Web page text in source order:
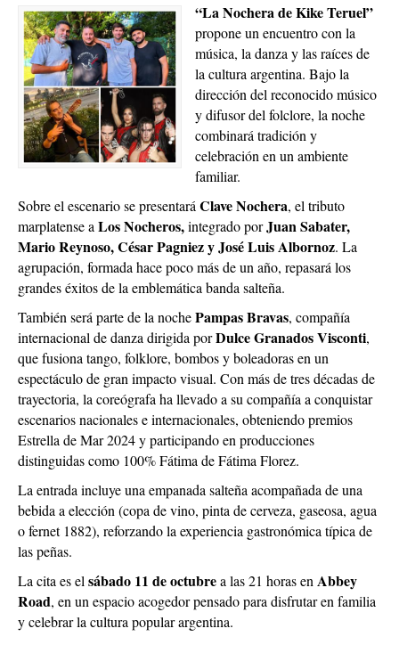
“La Nochera de Kike Teruel”
propone un encuentro con la
música, la danza y las raíces de
la cultura argentina. Bajo la
dirección del reconocido músico
y difusor del folclore, la noche
combinará tradición y
celebración en un ambiente
familiar.
Sobre el escenario se presentará Clave Nochera, el tributo
marplatense a Los Nocheros,integrado porJuan Sabater,
Mario Reynoso, César Pagniez y José Luis Albornoz. La
agrupación, formada hace poco más de un año, repasará los
grandes éxitos de la emblemática banda salteña.
También será parte de la nochePampas Bravas, compañía
internacional de danza dirigida porDulce Granados Visconti,
que fusiona tango, folklore, bombos y boleadoras en un
espectáculo de gran impacto visual. Con más de tres décadas de
trayectoria, la coreógrafa ha llevado a su compañía a conquistar
escenarios nacionales e internacionales, obteniendo premios
Estrella de Mar 2024 y participando en producciones
distinguidas como 100% Fátima de Fátima Florez.
La entrada incluye una empanada salteña acompañada de una
bebida a elección (copa de vino, pinta de cerveza, gaseosa, agua
o fernet 1882), reforzando la experiencia gastronómica típica de
las peñas.
La cita es el sábado 11 de octubrea las 21 horas en Abbey
Road, en un espacio acogedor pensado para disfrutar en familia
y celebrar la cultura popular argentina.